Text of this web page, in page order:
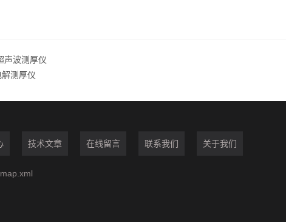
声波测厚仪
测厚仪
技术文章 在线留言 联系我们 关于我们